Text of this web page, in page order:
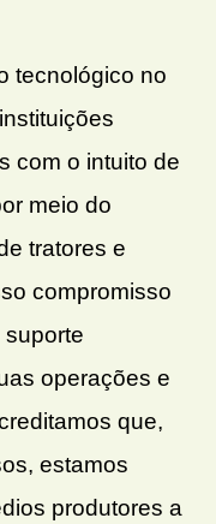
tecnológico no
com o intuito de
meio do
tratores e
compromisso
operações e
que,
estamos
produtores a